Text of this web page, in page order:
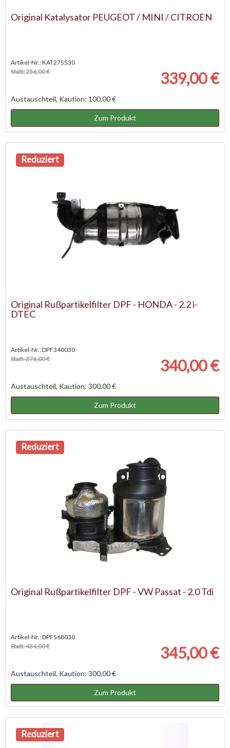
Original Katalysator PEUGEOT / MINI / CITROEN
Artikel-Nr.: KAT275530
Statt: 256,00 €
339,00 €
Austauschteil, Kaution: 100,00 €
Zum Produkt
Reduziert
Original Rußpartikelfilter DPF - HONDA - 2.2 i-
DTEC
Artikel-Nr.: DPF340030
Statt: 376,00 €
340,00 €
Austauschteil, Kaution: 300,00 €
Zum Produkt
Reduziert
Original Rußpartikelfilter DPF - VW Passat - 2.0 Tdi
Artikel-Nr.: DPF568030
Statt: 434,00 €
345,00 €
Austauschteil, Kaution: 300,00 €
Zum Produkt
Reduziert